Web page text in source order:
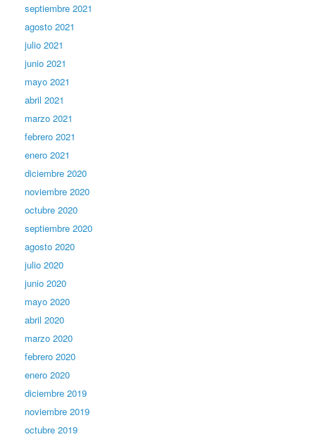
septiembre 2021
agosto 2021
julio 2021
junio 2021
mayo 2021
abril 2021
marzo 2021
febrero 2021
enero 2021
diciembre 2020
noviembre 2020
octubre 2020
septiembre 2020
agosto 2020
julio 2020
junio 2020
mayo 2020
abril 2020
marzo 2020
febrero 2020
enero 2020
diciembre 2019
noviembre 2019
octubre 2019